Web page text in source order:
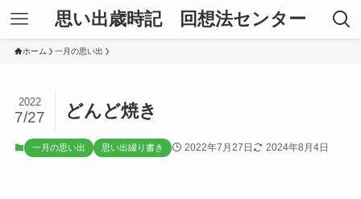
思い出歳時記 回想法センター
ホーム 一月の思い出
どんど焼き
2022
7/27
一月の思い出 思い出綴り書き 2022年7月27日 2024年8月4日